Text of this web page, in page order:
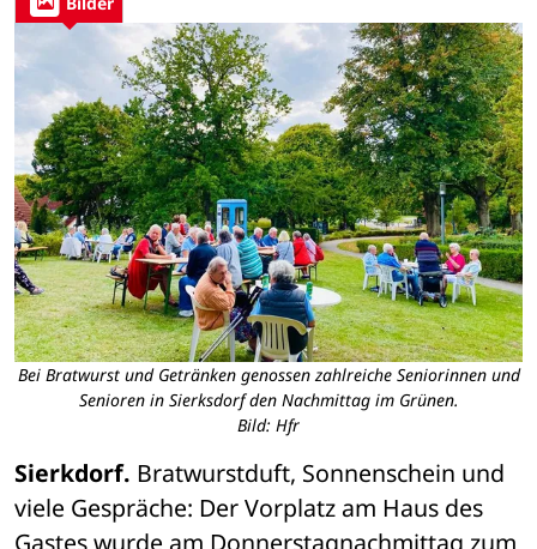
Bei Bratwurst und Getränken genossen zahlreiche Seniorinnen und
Senioren in Sierksdorf den Nachmittag im Grünen.
Bild: Hfr
Sierkdorf. Bratwurstduft, Sonnenschein und
viele Gespräche: Der Vorplatz am Haus des
Gastes wurde am Donnerstagnachmittag zum